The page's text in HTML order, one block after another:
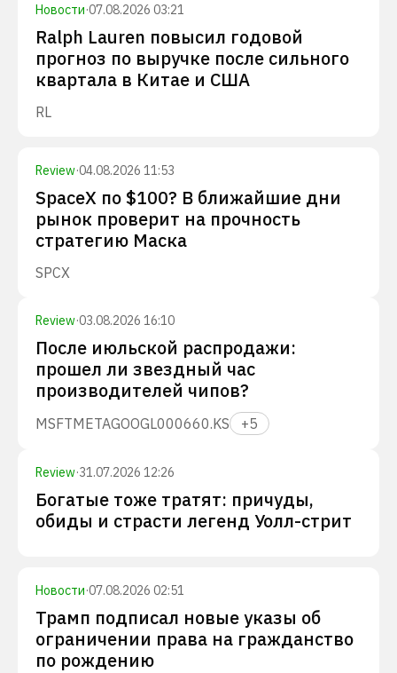
Новости·07.08.2026 03:21
Ralph Lauren повысил годовой
прогноз по выручке после сильного
квартала в Китае и США
RL
Review·04.08.2026 11:53
SpaceX по $100? В ближайшие дни
рынок проверит на прочность
стратегию Маска
SPCX
Review·03.08.2026 16:10
После июльской распродажи:
прошел ли звездный час
производителей чипов?
MSFTMETAGOOGL000660.KS +5
Review·31.07.2026 12:26
Богатые тоже тратят: причуды,
обиды и страсти легенд Уолл-стрит
Новости·07.08.2026 02:51
Трамп подписал новые указы об
ограничении права на гражданство
по рождению